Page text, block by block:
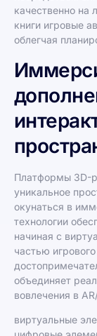
качественно на
книги игровые
облегчая
Платформы 3D-
уникальное
окунаться в
технологии
начиная с
частью
объединяет
вовлечения в
виртуальные